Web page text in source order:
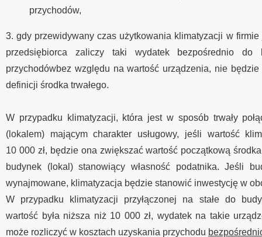
przychodów,
3. gdy przewidywany czas użytkowania klimatyzacji w
przedsiębiorca zaliczy taki wydatek bezpośrednio do
przychodówbez względu na wartość urządzenia, nie będzie
definicji środka trwałego.
W przypadku klimatyzacji, która jest w sposób trwały
(lokalem) mającym charakter usługowy, jeśli wartość
10 000 zł, będzie ona zwiększać wartość początkową
budynek (lokal) stanowiący własność podatnika. Jeśli
wynajmowane, klimatyzacja będzie stanowić inwestycję w
W przypadku klimatyzacji przyłączonej na stałe do
wartość była niższa niż 10 000 zł, wydatek na takie
może rozliczyć w kosztach uzyskania przychodu